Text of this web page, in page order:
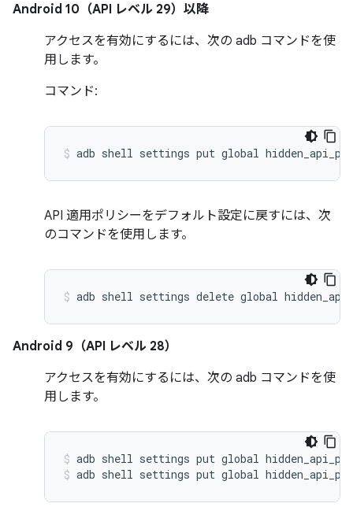
Android 10（API レベル 29）以降
アクセスを有効にするには、次の adb コマンドを使
用します。
コマンド:
API 適用ポリシーをデフォルト設定に戻すには、次
のコマンドを使用します。
Android 9（API レベル 28）
アクセスを有効にするには、次の adb コマンドを使
用します。
adb shell settings put global
adb shell settings put global